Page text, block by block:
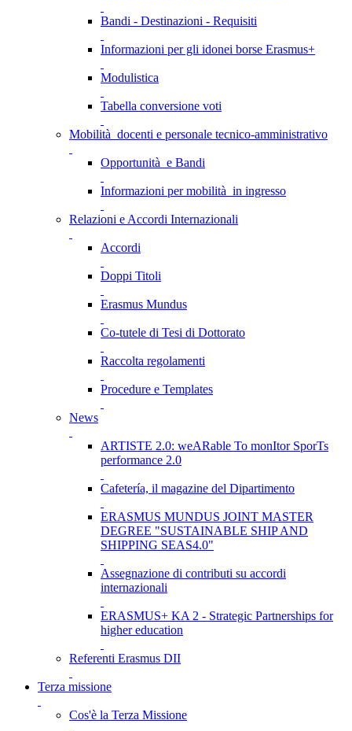
Bandi - Destinazioni - Requisiti
Informazioni per gli idonei borse Erasmus+
Modulistica
Tabella conversione voti
Mobilità docenti e personale tecnico-amministrativo
Opportunità e Bandi
Informazioni per mobilità in ingresso
Relazioni e Accordi Internazionali
Accordi
Doppi Titoli
Erasmus Mundus
Co-tutele di Tesi di Dottorato
Raccolta regolamenti
Procedure e Templates
News
ARTISTE 2.0: weARable To monItor SporTs
performance 2.0
Cafetería, il magazine del Dipartimento
ERASMUS MUNDUS JOINT MASTER
DEGREE "SUSTAINABLE SHIP AND
SHIPPING SEAS4.0"
Assegnazione di contributi su accordi
internazionali
ERASMUS+ KA 2 - Strategic Partnerships for
higher education
Referenti Erasmus DII
Terza missione
Cos'è la Terza Missione